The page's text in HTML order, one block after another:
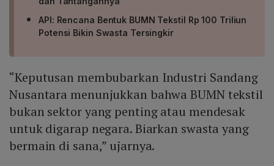
API: Rencana Bentuk BUMN Tekstil Rp 100 Triliun
Potensi Bikin Swasta Tersingkir
“Keputusan membubarkan Industri Sandang
Nusantara menunjukkan bahwa BUMN tekstil
bukan sektor yang penting atau mendesak
untuk digarap negara. Biarkan swasta yang
bermain di sana,” ujarnya.